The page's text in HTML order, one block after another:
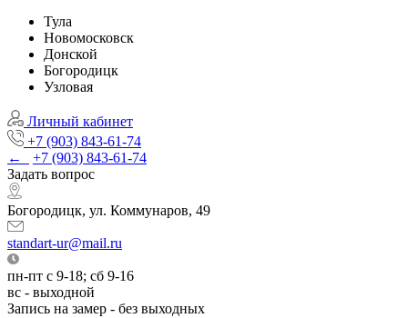
Тула
Новомосковск
Донской
Богородицк
Узловая
Личный кабинет
+7 (903) 843-61-74
←
+7 (903) 843-61-74
Задать вопрос
Богородицк, ул. Коммунаров, 49
standart-ur@mail.ru
пн-пт с 9-18; сб 9-16
вс - выходной
Запись на замер - без выходных